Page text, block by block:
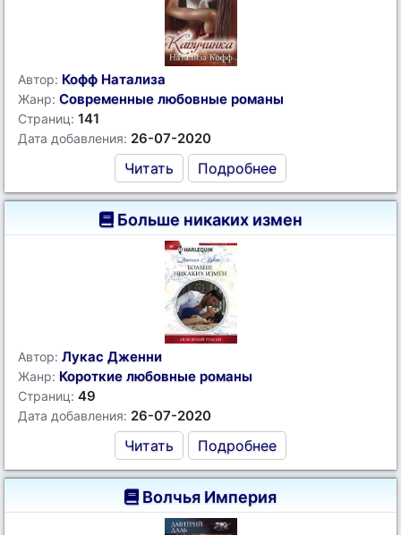
Автор: Кофф Натализа
Жанр: Современные любовные романы
Страниц: 141
Дата добавления: 26-07-2020
Читать Подробнее
Больше никаких измен
Автор: Лукас Дженни
Жанр: Короткие любовные романы
Страниц: 49
Дата добавления: 26-07-2020
Читать Подробнее
Волчья Империя